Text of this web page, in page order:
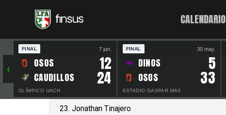
CALENDARIO
‹
FINAL 7 jun.
OSOS 12
CAUDILLOS 24
OLÍMPICO UACH
FINAL 30 may.
DINOS 5
OSOS 33
ESTADIO GASPAR MAS